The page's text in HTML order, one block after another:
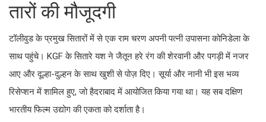
तारों की मौजूदगी
टॉलीवुड के प्रमुख सितारों में से एक राम चरण अपनी पत्नी उपासना कोनिडेला के
साथ पहुंचे। KGF के सितारे यश ने जैतून हरे रंग की शेरवानी और पगड़ी में नजर
आए और दूल्हा-दुल्हन के साथ खुशी से पोज़ दिए। सूर्या और नानी भी इस भव्य
रिसेप्शन में शामिल हुए, जो हैदराबाद में आयोजित किया गया था। यह सब दक्षिण
भारतीय फिल्म उद्योग की एकता को दर्शाता है।